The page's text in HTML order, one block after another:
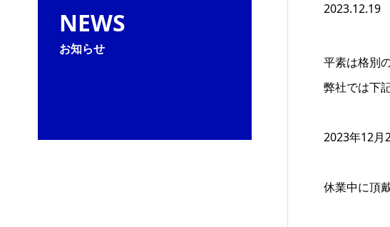
NEWS
お知らせ
2023.12.19
平素は格別
弊社では下
2023年12月
休業中に頂